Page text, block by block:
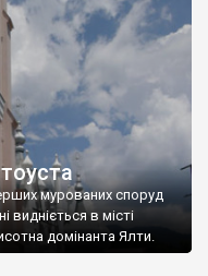
мурованих споруд
видніється в місті
домінанта Ялти.